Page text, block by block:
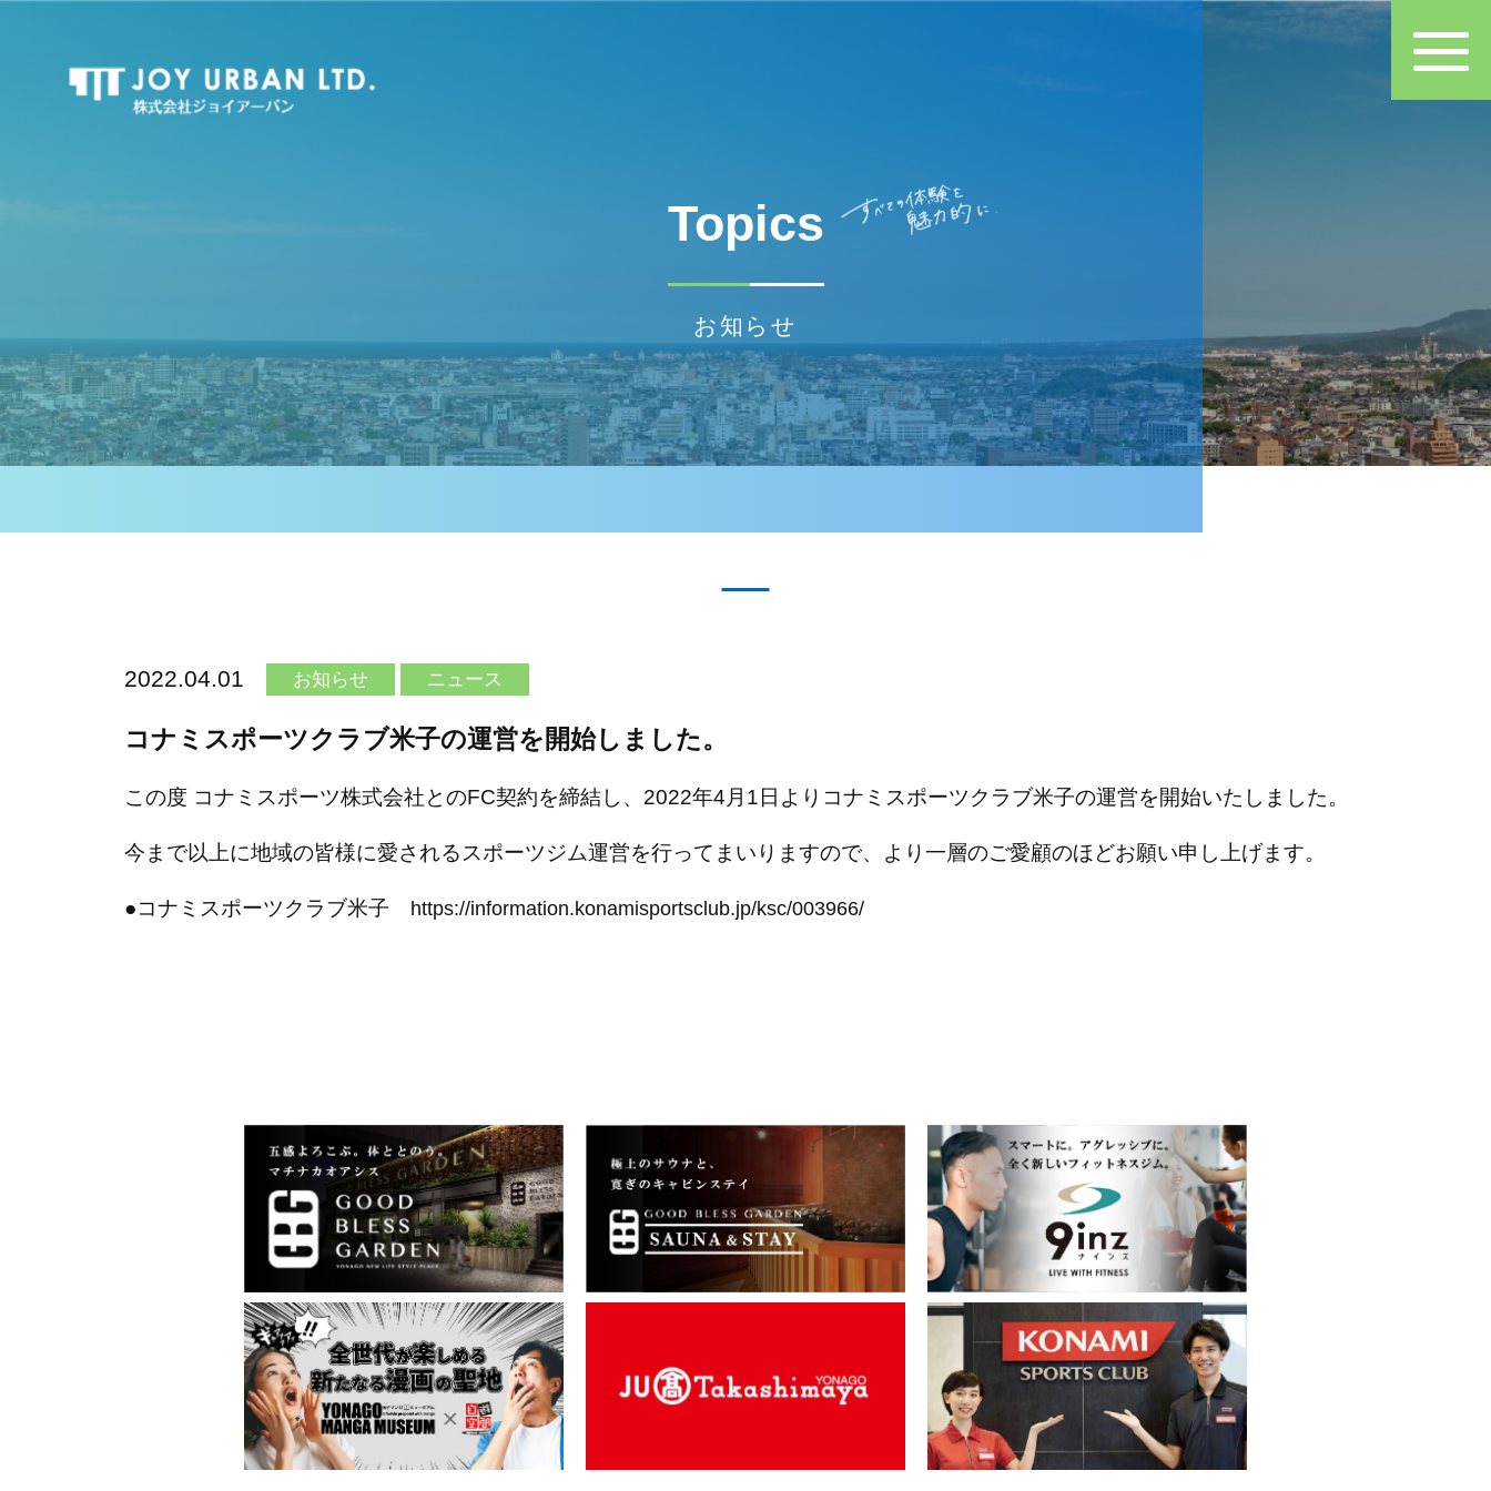
Topics
お知らせ
2022.04.01 お知らせ ニュース
コナミスポーツクラブ米子の運営を開始しました。
この度 コナミスポーツ株式会社とのFC契約を締結し、2022年4月1日よりコナミスポーツクラブ米子の運営を開始いたしました。
今まで以上に地域の皆様に愛されるスポーツジム運営を行ってまい りますので、より一層のご愛顧のほどお願い申し上げます。
●コナミスポーツクラブ米子 https://information.konamisportsclub.jp/ksc/003966/